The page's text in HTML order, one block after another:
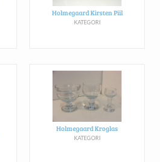
Holmegaard Kirsten Piil
KATEGORI
Holmegaard Kroglas
KATEGORI